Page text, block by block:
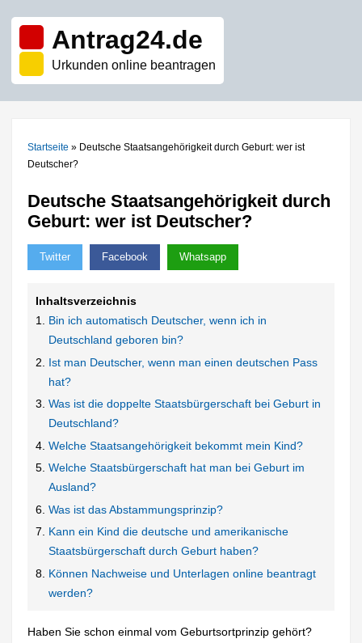
Antrag24.de
Urkunden online beantragen
Startseite » Deutsche Staatsangehörigkeit durch Geburt: wer ist
Deutscher?
Deutsche Staatsangehörigkeit durch
Geburt: wer ist Deutscher?
Twitter Facebook Whatsapp
Inhaltsverzeichnis
Bin ich automatisch Deutscher, wenn ich in
Deutschland geboren bin?
Ist man Deutscher, wenn man einen deutschen Pass
hat?
Was ist die doppelte Staatsbürgerschaft bei Geburt in
Deutschland?
Welche Staatsangehörigkeit bekommt mein Kind?
Welche Staatsbürgerschaft hat man bei Geburt im
Ausland?
Was ist das Abstammungsprinzip?
Kann ein Kind die deutsche und amerikanische
Staatsbürgerschaft durch Geburt haben?
Können Nachweise und Unterlagen online beantragt
werden?
Haben Sie schon einmal vom Geburtsortprinzip gehört?